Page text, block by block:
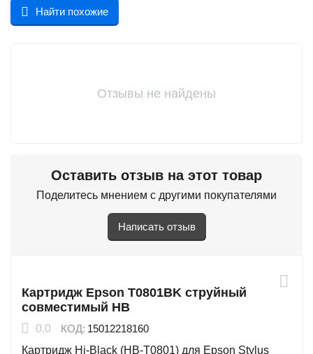
Найти похожие
Отзывы не найдены
Оставить отзыв на этот товар
Поделитесь мнением с другими покупателями
Написать отзыв
Картридж Epson T0801BK струйный
совместимый HB
0.0 КОД: 15012218160
Картридж Hi-Black (HB-T0801) для Epson Stylus